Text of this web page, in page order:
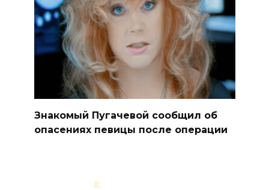
Знакомый Пугачевой сообщил об
опасениях певицы после операции